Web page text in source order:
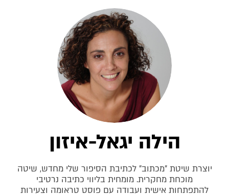
הילה יגאל-איזון
יוצרת שיטת "מכתוב" לכתיבת הסיפור שלי מחדש, שיטה
מוכחת מחקרית. מומחית בליווי כתיבה נרטיבי
להתפתחות אישית ועבודה עם פוסט טראומה וצעירות